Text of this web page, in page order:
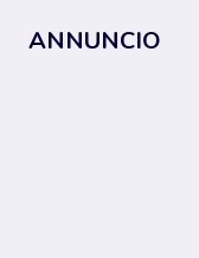
ANNUNCIO